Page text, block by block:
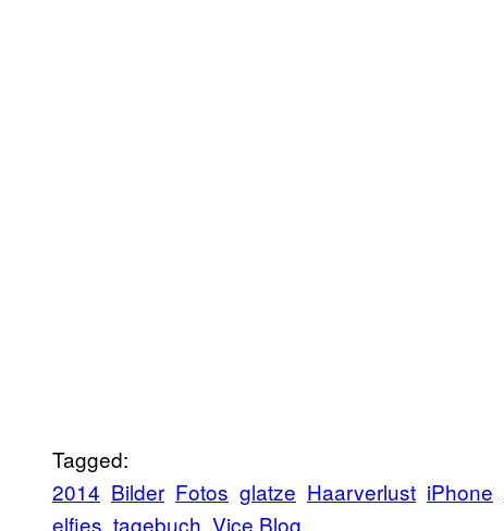
Tagged:
2014 Bilder Fotos glatze Haarverlust iPhone
elfies tagebuch Vice Blog